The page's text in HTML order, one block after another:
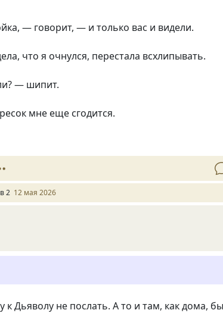
— говорит, — и только вас и видели.
что я очнулся, перестала всхлипывать.
— шипит.
мне еще сгодится.
2 12 мая 2026
к Дьяволу не послать. А то и там, как дома,